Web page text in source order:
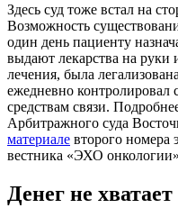
Здесь суд тоже встал на
Возможность
один день пациенту
выдают лекарства на руки
лечения, была
ежедневно контролировал
средствам связи.
Арбитражного суда
материале второго номера
вестника «ЭХО
Денег не хватает